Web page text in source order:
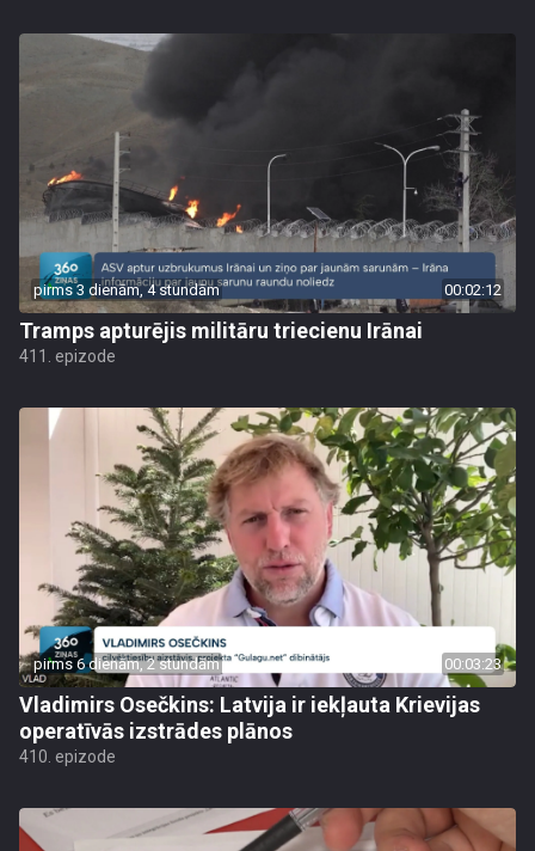
pirms 3 dienām, 4 stundām 00:02:12
Tramps apturējis militāru triecienu Irānai
411. epizode
pirms 6 dienām, 2 stundām 00:03:23
Vladimirs Osečkins: Latvija ir iekļauta Krievijas
operatīvās izstrādes plānos
410. epizode